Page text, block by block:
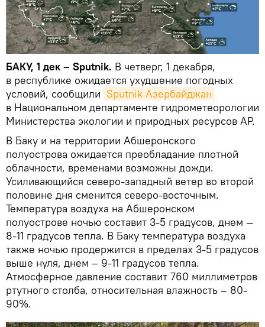
БАКУ, 1 дек – Sputnik. В четверг, 1 декабря,
в республике ожидается ухудшение погодных
условий, сообщили Sputnik Азербайджан
в Национальном департаменте гидрометеорологии
Министерства экологии и природных ресурсов АР.
В Баку и на территории Абшеронского
полуострова ожидается преобладание плотной
облачности, временами возможны дожди.
Усиливающийся северо-западный ветер во второй
половине дня сменится северо-восточным.
Температура воздуха на Абшеронском
полуострове ночью составит 3-5 градусов, днем —
8-11 градусов тепла. В Баку температура воздуха
также ночью продержится в пределах 3-5 градусов
выше нуля, днем – 9-11 градусов тепла.
Атмосферное давление составит 760 миллиметров
ртутного столба, относительная влажность – 80-
90%.